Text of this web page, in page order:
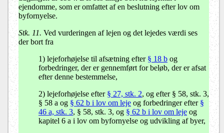
ejendomme, som er omfattet af en beslutning efter lov om
byfornyelse.
Stk. 11. Ved vurderingen af lejen og det lejedes værdi ses
der bort fra
1) lejeforhøjelse til afsætning efter § 18 b og
forbedringer, der er gennemført for beløb, der er afsat
efter denne bestemmelse,
2) lejeforhøjelse efter § 27, stk. 2, og efter § 58, stk. 3,
§ 58 a og § 62 b i lov om leje og forbedringer efter §
46 a, stk. 3, § 58, stk. 3, og § 62 b i lov om leje og
kapitel 6 a i lov om byfornyelse og udvikling af byer,